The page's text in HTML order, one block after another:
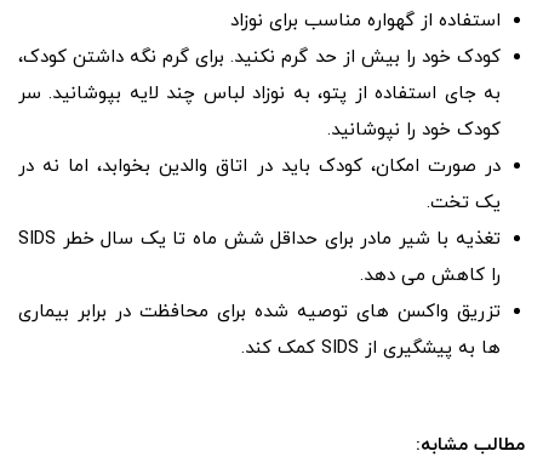
استفاده از گهواره مناسب برای نوزاد
کودک خود را بیش از حد گرم نکنید. برای گرم نگه داشتن کودک،
به جای استفاده از پتو، به نوزاد لباس چند لایه بپوشانید. سر
کودک خود را نپوشانید.
در صورت امکان، کودک باید در اتاق والدین بخوابد، اما نه در
یک تخت.
تغذیه با شیر مادر برای حداقل شش ماه تا یک سال خطر SIDS
را کاهش می دهد.
تزریق واکسن های توصیه شده برای محافظت در برابر بیماری
ها به پیشگیری از SIDS کمک کند.
مطالب مشابه: